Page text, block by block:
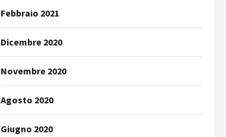
Febbraio 2021
Dicembre 2020
Novembre 2020
Agosto 2020
Giugno 2020